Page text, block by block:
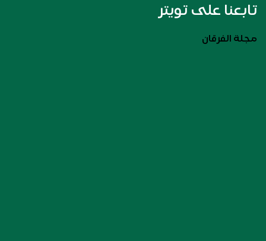
تابعنا على تويتر
مجلة الفرقان